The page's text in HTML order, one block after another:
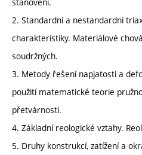
2. Standardní a nestandardní
charakteristiky. Materiálové
soudržných.
3. Metody řešení napjatosti a
použití matematické teorie
přetvárnosti.
4. Základní reologické vztahy.
5. Druhy konstrukcí, zatížení a